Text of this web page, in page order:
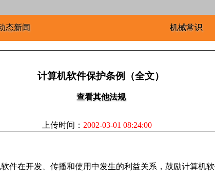
态新闻 机械常识
计算机软件保护条例（全文）
查看其他法规
上传时间： 2002-03-01 08:24:00
件在开发、传播和使用中发生的利益关系，鼓励计算机